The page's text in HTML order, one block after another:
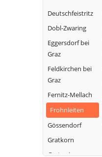
Deutschfeistritz
Dobl-Zwaring
Eggersdorf bei
Graz
Feldkirchen bei
Graz
Fernitz-Mellach
Frohnleiten
Gössendorf
Gratkorn
Gratwein-